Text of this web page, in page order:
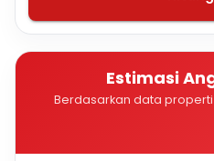
Estimasi
Berdasarkan data